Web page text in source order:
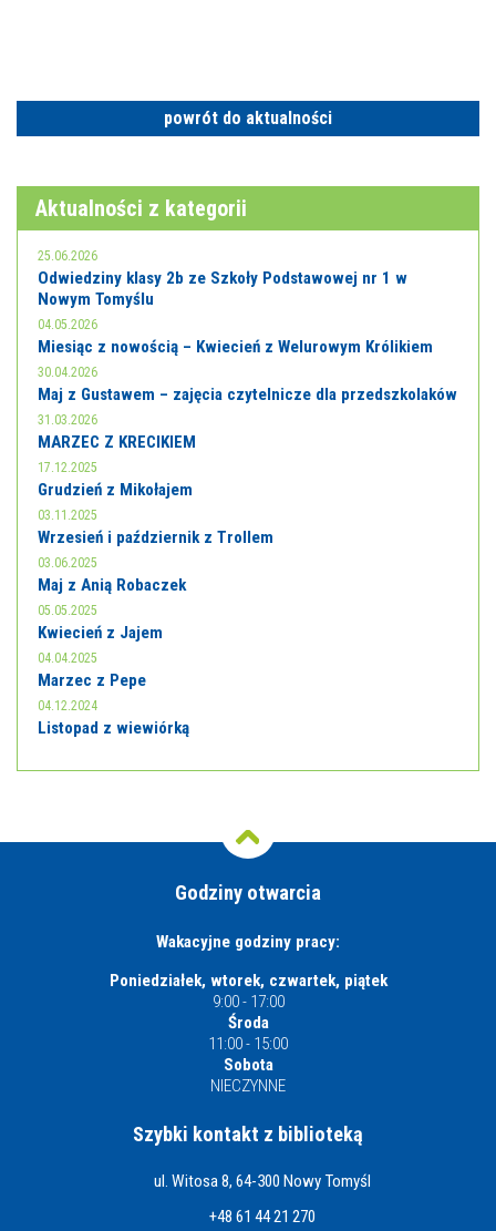
powrót do aktualności
Aktualności z kategorii
25.06.2026
Odwiedziny klasy 2b ze Szkoły Podstawowej nr 1 w
Nowym Tomyślu
04.05.2026
Miesiąc z nowością – Kwiecień z Welurowym Królikiem
30.04.2026
Maj z Gustawem – zajęcia czytelnicze dla przedszkolaków
31.03.2026
MARZEC Z KRECIKIEM
17.12.2025
Grudzień z Mikołajem
03.11.2025
Wrzesień i październik z Trollem
03.06.2025
Maj z Anią Robaczek
05.05.2025
Kwiecień z Jajem
04.04.2025
Marzec z Pepe
04.12.2024
Listopad z wiewiórką
Godziny otwarcia
Wakacyjne godziny pracy:
Poniedziałek, wtorek, czwartek, piątek
9:00 - 17:00
Środa
11:00 - 15:00
Sobota
NIECZYNNE
Szybki kontakt z biblioteką
ul. Witosa 8, 64-300 Nowy Tomyśl
+48 61 44 21 270